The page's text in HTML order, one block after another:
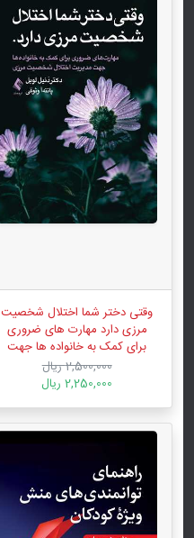
وقتی دختر شما اختلال شخصیت
مرزی دارد مهارت های ضروری
برای کمک به خانواده ها جهت
مدیریت اختلال شخصیت مرزی
2,500,000 ریال
2,250,000 ریال